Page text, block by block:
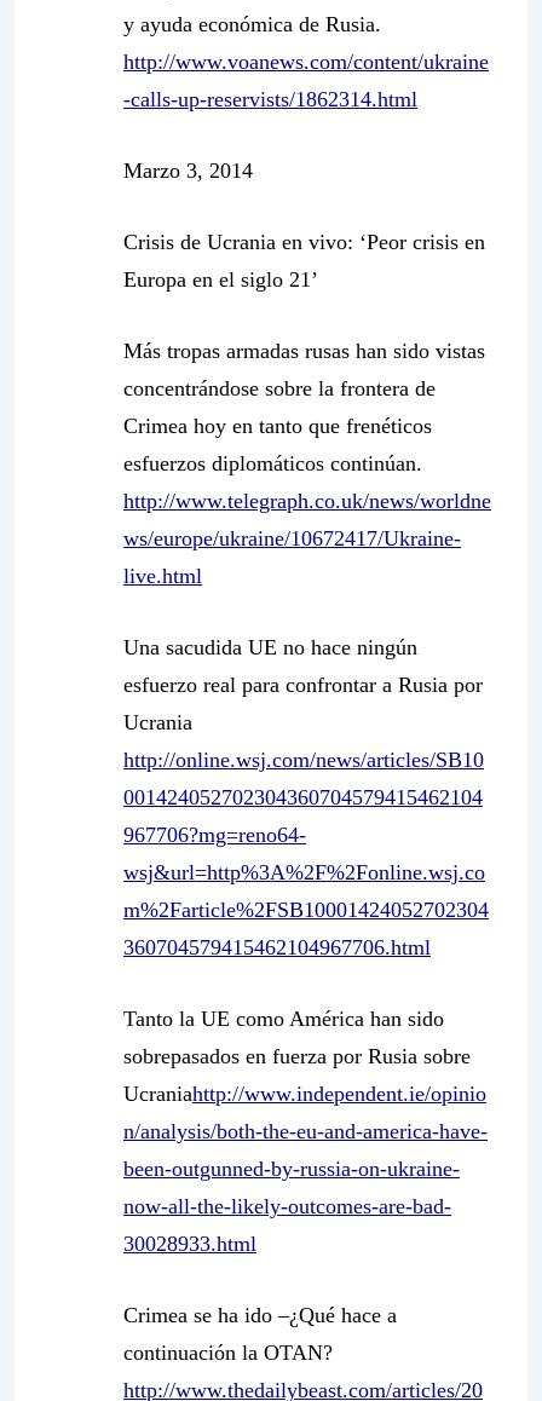
y ayuda económica de Rusia.
http://www.voanews.com/content/ukraine
-calls-up-reservists/1862314.html
Marzo 3, 2014
Crisis de Ucrania en vivo: ‘Peor crisis en
Europa en el siglo 21’
Más tropas armadas rusas han sido vistas
concentrándose sobre la frontera de
Crimea hoy en tanto que frenéticos
esfuerzos diplomáticos continúan.
http://www.telegraph.co.uk/news/worldne
ws/europe/ukraine/10672417/Ukraine-
live.html
Una sacudida UE no hace ningún
esfuerzo real para confrontar a Rusia por
Ucrania
http://online.wsj.com/news/articles/SB10
001424052702304360704579415462104
967706?mg=reno64-
wsj&url=http%3A%2F%2Fonline.wsj.co
m%2Farticle%2FSB10001424052702304
360704579415462104967706.html
Tanto la UE como América han sido
sobrepasados en fuerza por Rusia sobre
Ucraniahttp://www.independent.ie/opinio
n/analysis/both-the-eu-and-america-have-
been-outgunned-by-russia-on-ukraine-
now-all-the-likely-outcomes-are-bad-
30028933.html
Crimea se ha ido –¿Qué hace a
continuación la OTAN?
http://www.thedailybeast.com/articles/20